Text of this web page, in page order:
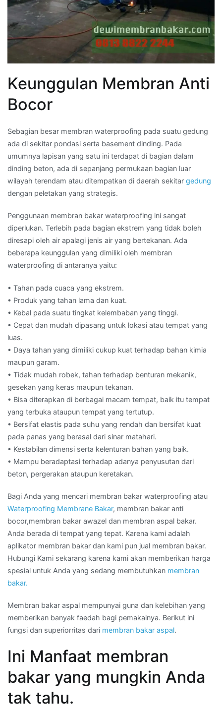
Keunggulan Membran Anti
Bocor
Sebagian besar membran waterproofing pada suatu gedung
ada di sekitar pondasi serta basement dinding. Pada
umumnya lapisan yang satu ini terdapat di bagian dalam
dinding beton, ada di sepanjang permukaan bagian luar
wilayah terendam atau ditempatkan di daerah sekitar gedung
dengan peletakan yang strategis.
Penggunaan membran bakar waterproofing ini sangat
diperlukan. Terlebih pada bagian ekstrem yang tidak boleh
diresapi oleh air apalagi jenis air yang bertekanan. Ada
beberapa keunggulan yang dimiliki oleh membran
waterproofing di antaranya yaitu:
• Tahan pada cuaca yang ekstrem.
• Produk yang tahan lama dan kuat.
• Kebal pada suatu tingkat kelembaban yang tinggi.
• Cepat dan mudah dipasang untuk lokasi atau tempat yang
luas.
• Daya tahan yang dimiliki cukup kuat terhadap bahan kimia
maupun garam.
• Tidak mudah robek, tahan terhadap benturan mekanik,
gesekan yang keras maupun tekanan.
• Bisa diterapkan di berbagai macam tempat, baik itu tempat
yang terbuka ataupun tempat yang tertutup.
• Bersifat elastis pada suhu yang rendah dan bersifat kuat
pada panas yang berasal dari sinar matahari.
• Kestabilan dimensi serta kelenturan bahan yang baik.
• Mampu beradaptasi terhadap adanya penyusutan dari
beton, pergerakan ataupun keretakan.
Bagi Anda yang mencari membran bakar waterproofing atau
Waterproofing Membrane Bakar, membran bakar anti
bocor,membran bakar awazel dan membran aspal bakar.
Anda berada di tempat yang tepat. Karena kami adalah
aplikator membran bakar dan kami pun jual membran bakar.
Hubungi Kami sekarang karena kami akan memberikan harga
spesial untuk Anda yang sedang membutuhkan membran
bakar.
Membran bakar aspal mempunyai guna dan kelebihan yang
memberikan banyak faedah bagi pemakainya. Berikut ini
fungsi dan superiorritas dari membran bakar aspal.
Ini Manfaat membran
bakar yang mungkin Anda
tak tahu.